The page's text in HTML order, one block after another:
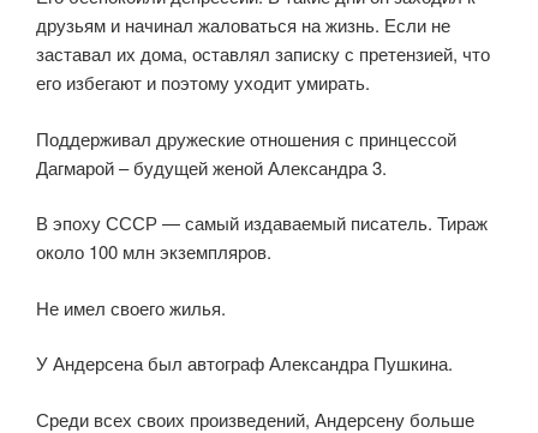
друзьям и начинал жаловаться на жизнь. Если не
заставал их дома, оставлял записку с претензией, что
его избегают и поэтому уходит умирать.
Поддерживал дружеские отношения с принцессой
Дагмарой – будущей женой Александра 3.
В эпоху СССР — самый издаваемый писатель. Тираж
около 100 млн экземпляров.
Не имел своего жилья.
У Андерсена был автограф Александра Пушкина.
Среди всех своих произведений, Андерсену больше